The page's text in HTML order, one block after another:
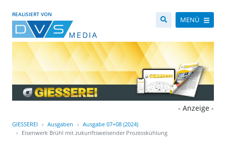
REALISIERT VON
MENÜ
- Anzeige -
GIESSEREI Ausgaben
Ausgabe 07+08 (2024)
Eisenwerk Brühl mit zukunftsweisender Prozesskühlung